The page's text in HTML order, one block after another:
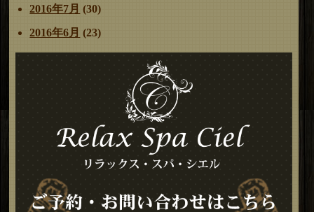
2016年7月 (30)
2016年6月 (23)